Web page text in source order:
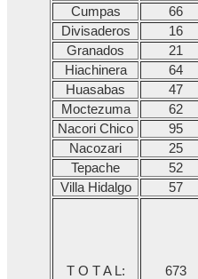
Cumpas
66
Divisaderos
16
Granados
21
Hiachinera
64
Huasabas
47
Moctezuma
62
Nacori Chico
95
Nacozari
25
Tepache
52
Villa Hidalgo
57
T O T A L: 673